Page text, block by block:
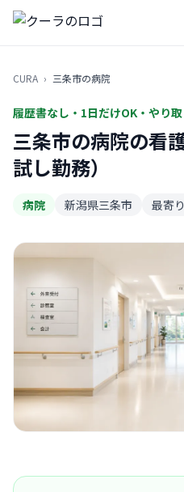
CURA › 三条市の病院
履歴書なし・1日だけOK・やり
三条市の病院の看
試し勤務）
病院 新潟県三条市 最寄